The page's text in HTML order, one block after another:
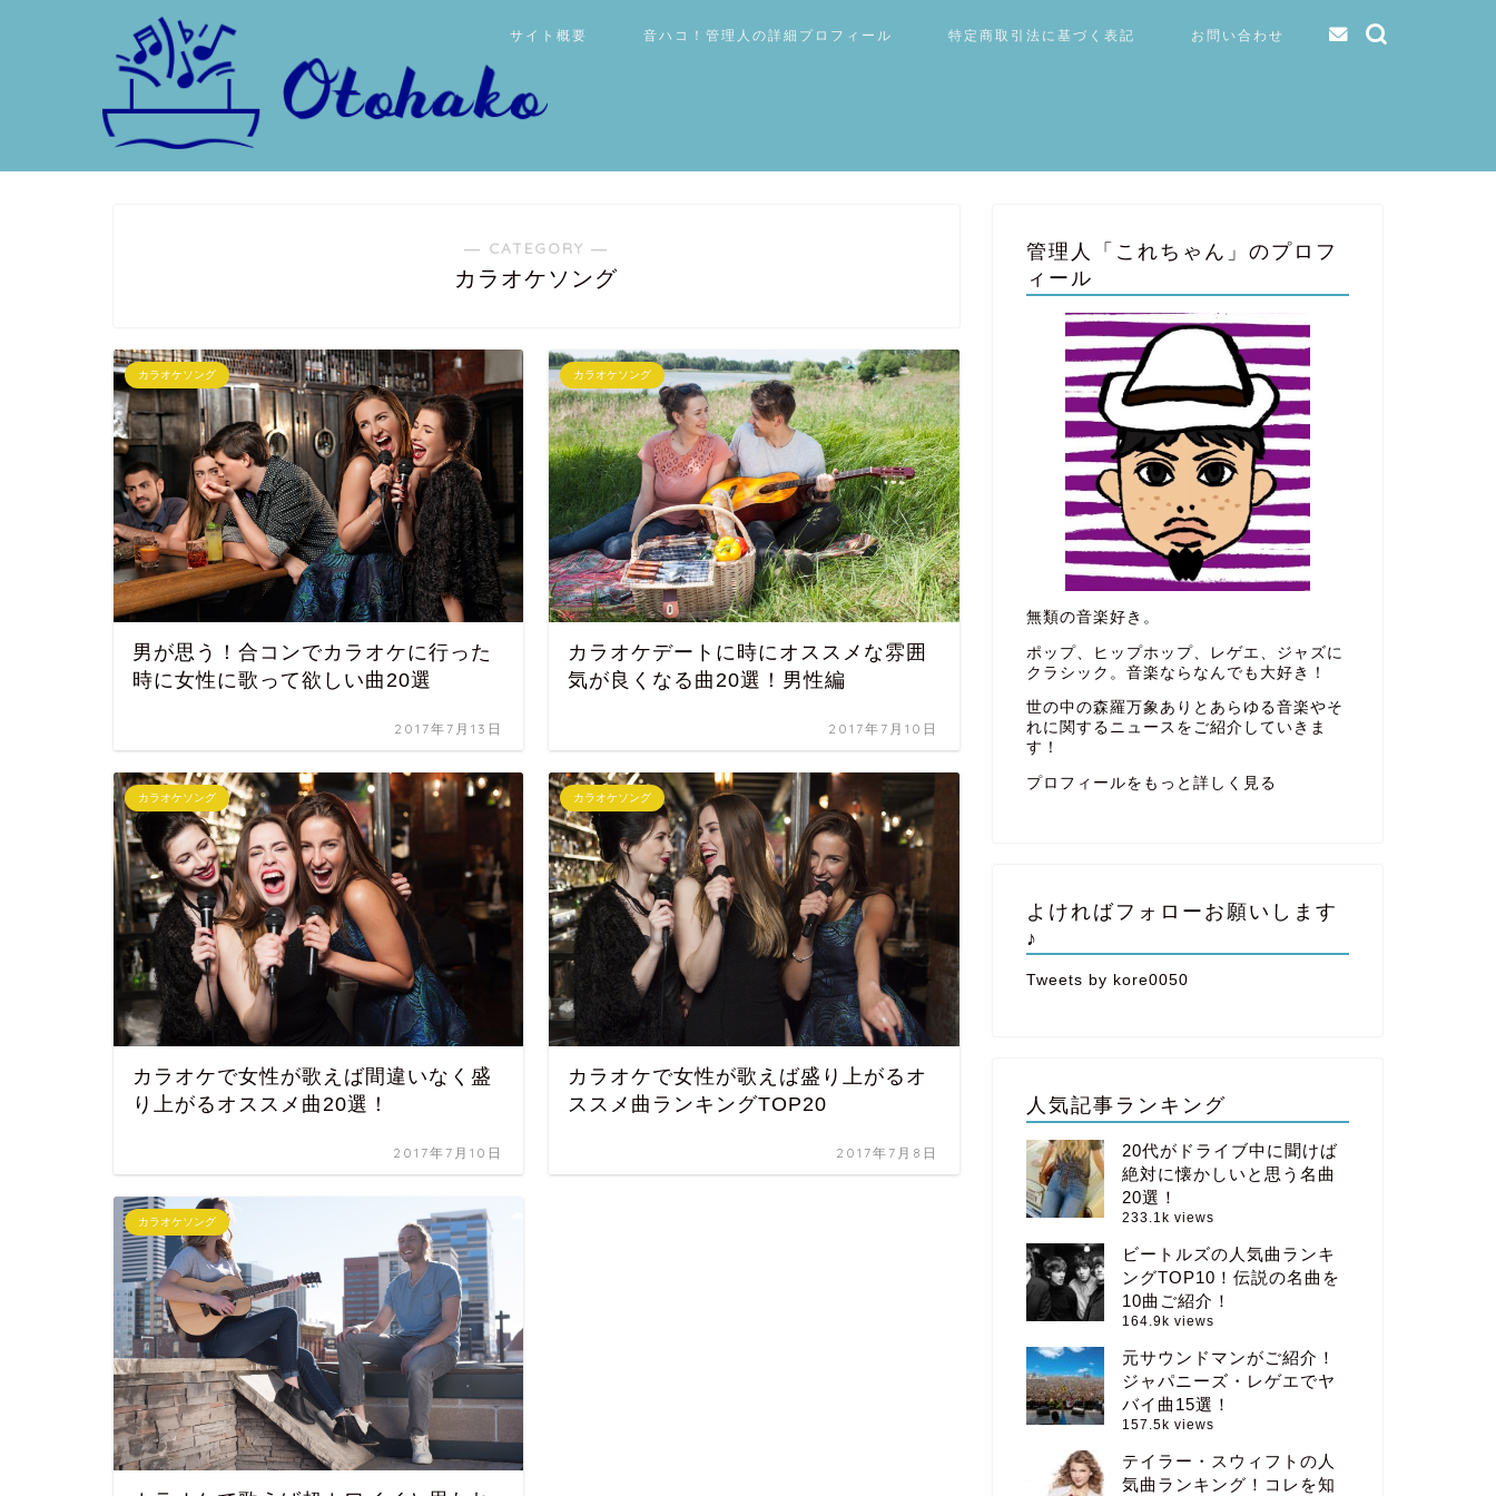
サイト概要 音ハコ！管理人の詳細プロフィール 特定商取引法に基づく表記 お問い合わせ
― CATEGORY ―
カラオケソング
カラオケソング
男が思う！合コンでカラオケに行った
時に女性に歌って欲しい曲20選
2017年7月13日
カラオケソング
カラオケデートに時にオススメな雰囲
気が良くなる曲20選！男性編
2017年7月10日
カラオケソング
カラオケで女性が歌えば間違いなく盛
り上がるオススメ曲20選！
2017年7月10日
カラオケソング
カラオケで女性が歌えば盛り上がるオ
ススメ曲ランキングTOP20
2017年7月8日
カラオケソング
管理人「これちゃん」のプロフ
ィール
無類の音楽好き。
ポップ、ヒップホップ、レゲエ、ジャズに
クラシック。音楽ならなんでも大好き！
世の中の森羅万象ありとあらゆる音楽やそ
れに関するニュースをご紹介していきま
す！
プロフィールをもっと詳しく見る
よければフォローお願いします
♪
Tweets by kore0050
人気記事ランキング
20代がドライブ中に聞けば
絶対に懐かしいと思う名曲
20選！
233.1k views
ビートルズの人気曲ランキ
ングTOP10！伝説の名曲を
10曲ご紹介！
164.9k views
元サウンドマンがご紹介！
ジャパニーズ・レゲエでヤ
バイ曲15選！
157.5k views
テイラー・スウィフトの人
気曲ランキング！コレを知